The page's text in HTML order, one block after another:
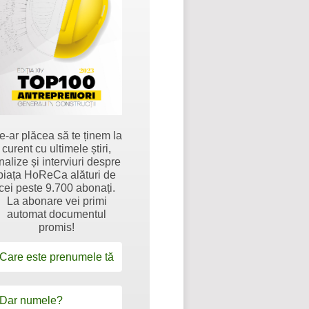
ar plăcea să te ținem la
curent cu ultimele știri,
și interviuri despre
HoReCa alături de
peste 9.700 abonați.
La abonare vei primi
automat documentul
promis!